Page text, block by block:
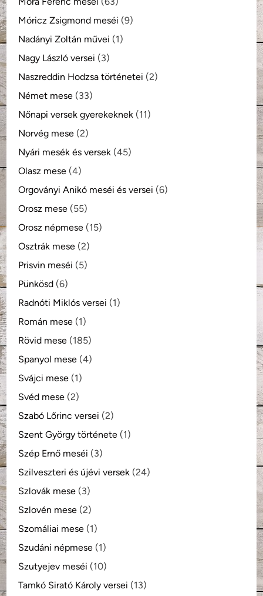
Móricz Zsigmond meséi (9)
Nadányi Zoltán művei (1)
Nagy László versei (3)
Naszreddin Hodzsa történetei (2)
Német mese (33)
Nőnapi versek gyerekeknek (11)
Norvég mese (2)
Nyári mesék és versek (45)
Olasz mese (4)
Orgoványi Anikó meséi és versei (6)
Orosz mese (55)
Orosz népmese (15)
Osztrák mese (2)
Prisvin meséi (5)
Pünkösd (6)
Radnóti Miklós versei (1)
Román mese (1)
Rövid mese (185)
Spanyol mese (4)
Svájci mese (1)
Svéd mese (2)
Szabó Lőrinc versei (2)
Szent György története (1)
Szép Ernő meséi (3)
Szilveszteri és újévi versek (24)
Szlovák mese (3)
Szlovén mese (2)
Szomáliai mese (1)
Szudáni népmese (1)
Szutyejev meséi (10)
Tamkó Sirató Károly versei (13)